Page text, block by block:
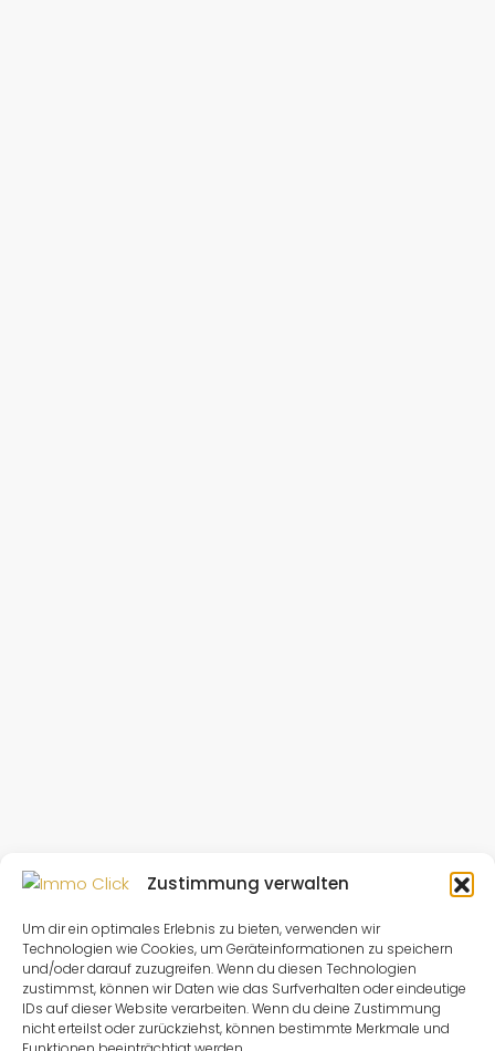
Zustimmung verwalten
Um dir ein optimales Erlebnis zu bieten, verwenden wir
Technologien wie Cookies, um Geräteinformationen zu speichern
und/oder darauf zuzugreifen. Wenn du diesen Technologien
zustimmst, können wir Daten wie das Surfverhalten oder eindeutige
IDs auf dieser Website verarbeiten. Wenn du deine Zustimmung
nicht erteilst oder zurückziehst, können bestimmte Merkmale und